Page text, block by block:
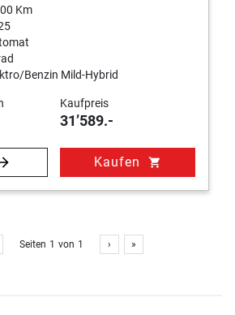
Km
Benzin Mild-Hybrid
Kaufpreis
31’589.-
Kaufen shopping_cart
Seiten 1 von 1 › »